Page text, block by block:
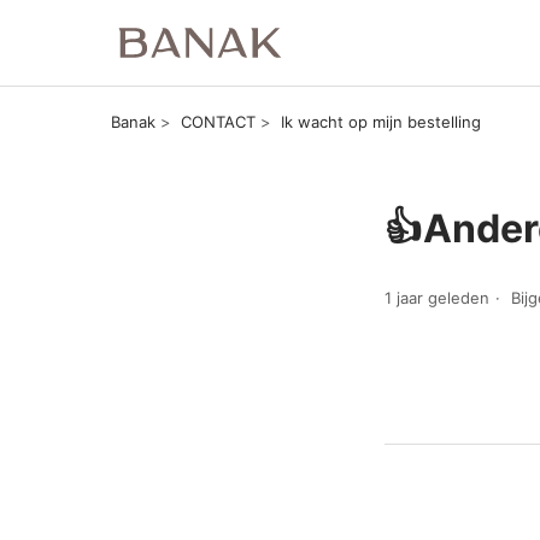
Banak CONTACT Ik wacht op mijn bestelling
1 jaar geleden